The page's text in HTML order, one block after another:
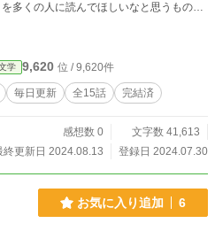
多くの人に読んでほしいなと思うものと
です。 (設定上、小中高の教
思っているわけではないです)
学 9,620 位 / 9,620件
毎日更新 全15話 完結済
感想数 0
文字数 41,613
終更新日 2024.08.13
登録日 2024.07.30
お気に入り追加 6